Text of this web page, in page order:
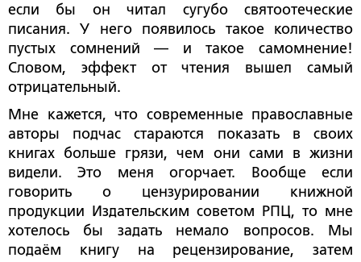
если бы он читал сугубо святоотеческие
писания. У него появилось такое количество
пустых сомнений — и такое самомнение!
Словом, эффект от чтения вышел самый
отрицательный.
Мне кажется, что современные православные
авторы подчас стараются показать в своих
книгах больше грязи, чем они сами в жизни
видели. Это меня огорчает. Вообще если
говорить о цензурировании книжной
продукции Издательским советом РПЦ, то мне
хотелось бы задать немало вопросов. Мы
подаём книгу на рецензирование, затем